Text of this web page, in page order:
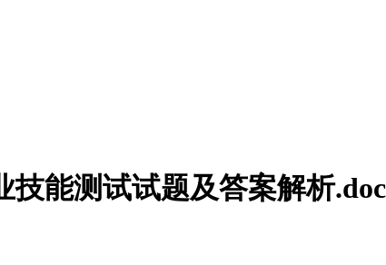
技能测试试题及答案解析